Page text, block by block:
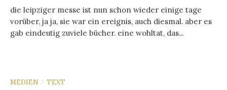
die leipziger messe ist nun schon wieder einige tage
vorüber, ja ja, sie war ein ereignis, auch diesmal. aber es
gab eindeutig zuviele bücher. eine wohltat, das...
MEDIEN / TEXT